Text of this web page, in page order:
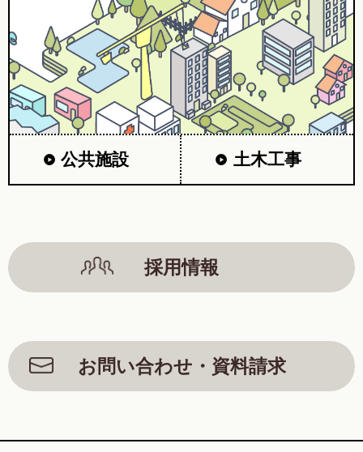
公共施設 土木工事
採用情報
お問い合わせ・資料請求